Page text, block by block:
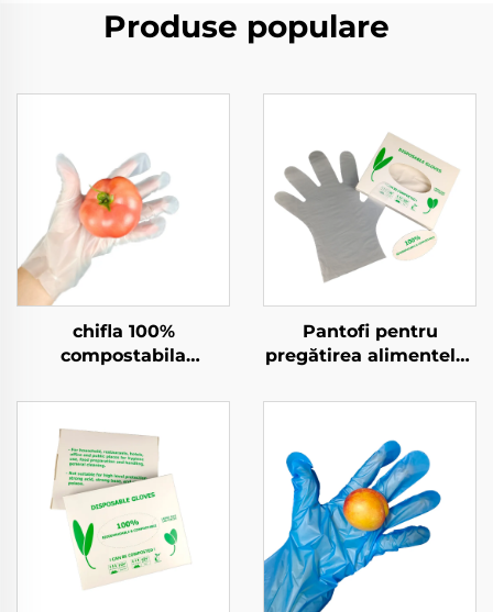
Produse populare
chifla 100%
compostabila
Compostabila din
material PLA PBAT
amilorf
Pantofi pentru
pregătirea alimentelor
Biodegradabili și
material PLA PBAT
Amiș de porumb